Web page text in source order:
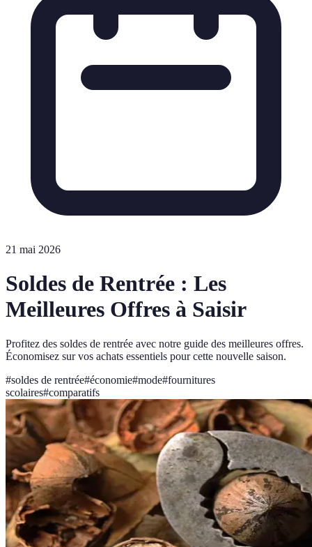
21 mai 2026
Soldes de Rentrée : Les
Meilleures Offres à Saisir
Profitez des soldes de rentrée avec notre guide des meilleures offres.
Économisez sur vos achats essentiels pour cette nouvelle saison.
#soldes de rentrée#économie#mode#fournitures
scolaires#comparatifs